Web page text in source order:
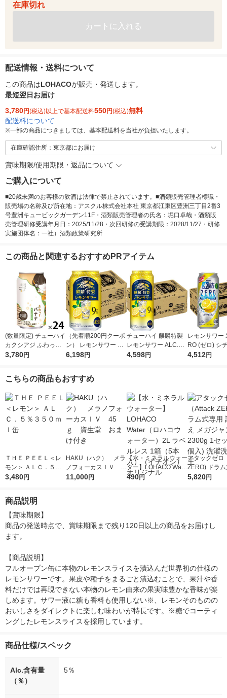
在庫切れ
カートに入れる
配送情報・送料について
この商品はLOHACOが販売・発送します。
最短翌日お届け
3,780円(税込)以上で基本配送料550円(税込)無料
配送料について
※一部の商品につきましては、基本配送料を当社が負担いたします。
在庫確認住所：東京都にお届け
賞味期限/使用期限・返品について
ご購入について
■20歳未満のお客様の飲酒は法律で禁止されています。■酒類販売管理者標識・
販売場の名称及び所在地：アスクル株式会社本社 東京都江東区豊洲三丁目2番3
号豊洲キュービックガーデン11F・酒類販売管理者の氏名：堀口卓哉・酒類販
売管理研修受講年月日：2025/11/28・次回研修の受講期限：2028/11/27・研修
実施団体名：一社）酒類政策研究所
この商品と関連するおすすめPRアイテム
(数量限定) チューハイ
カクシアジ ふわっと
バナナ 缶 350ml 1ケ
3,780円
（先着順200円クーポ
ン） レモンサワー チ
ューハイ 麒麟特製 レ
6,198円
チューハイ 麒麟特製
レモンサワー ALC.9%
500ml 24本 キリン 酎
4,598円
レモンサワー
RO (ゼロ) シ
レモン 500ml
4,512円
こちらの商品もおすすめ
ＴＨＥ ＰＥＥＬ＜レ
モン＞ ＡＬＣ．５％
３５０ｍｌ缶
3,480円
HAKU（ハク） メラ
ノフォーカスＩＶ 4
5ｇ 資生堂 おまけ
11,000円
【水・ミネラルウォー
ター】LOHACO Wate
r（ロハコウォータ
490円
アタックゼロ
ZERO) ドラ
詰め替え メガ
5,820円
商品説明
【賞味期限】
商品の発送時点で、賞味期限まで残り120日以上の商品をお届けし
ます。
【商品説明】
フルオープン缶に本物のレモンスライスを漬込んだ世界初の仕様の
レモンサワーです。果皮や種子をまるごと漬込むことで、果汁や香
料だけでは再現できない本物のレモン由来の果実味豊かな香味が楽
しめます。サワー液に糖も香料も使用しない※、レモンそのものの
おいしさをダイレクトに楽しむ味わいが特長です。※糖でコーティ
ングしたレモンスライスを採用しています。
商品仕様/スペック
Alc.含有量
（％）
5％